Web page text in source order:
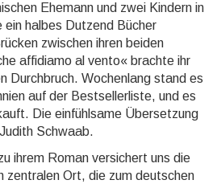
Ehemann und zwei Kindern in
halbes Dutzend Bücher
zwischen ihren beiden
affidiamo al vento« brachte ihr
Durch­bruch. Wochen­lang stand es
auf der Best­seller­liste, und es
Die einfühl­same Über­setzung
Schwaab.
ihrem Roman versichert uns die
zentralen Ort, die zum deutschen